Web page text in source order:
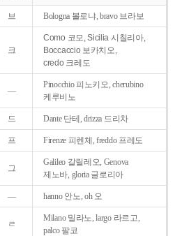
브 Bologna 볼로냐, bravo 브라보
크
Como 코모, Sicilia 시칠리아,
Boccaccio 보카치오,
credo 크레도
―
Pinocchio 피노키오, cherubino
케루비노
드 Dante 단테, drizza 드리차
프 Firenze 피렌체, freddo 프레도
그
Galileo 갈릴레오, Genova
제노바, gloria 글로리아
― hanno 안노, oh 오
ㄹ
Milano 밀라노, largo 라르고,
palco 팔코